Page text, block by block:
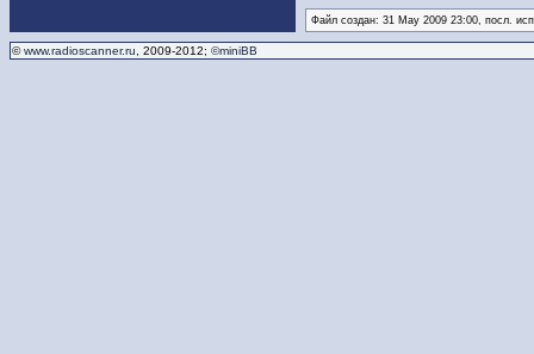
Файл создан: 31 May 2009 23:00, посл.
©www.radioscanner.ru , 2009-2012; ©miniBB